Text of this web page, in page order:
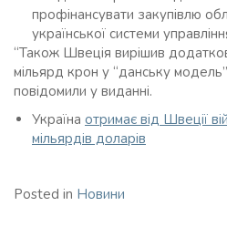
профінансувати закупівлю
української системи
“Також Швеція вирішив
мільярд крон у “данську модель”
повідомили у виданні.
Україна отримає від Швеції
мільярдів доларів
Posted in Новини